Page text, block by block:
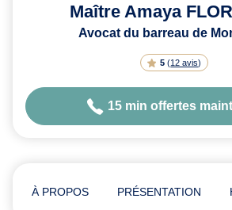
Maître Amaya
Avocat du barreau de
5(12 avis)
15 min offertes
À PROPOS PRÉSENTATION